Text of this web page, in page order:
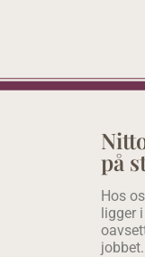
på
Hos
ligger
jobbet.